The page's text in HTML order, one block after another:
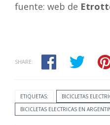
fuente: web de
SHARE:
ETIQUETAS:
BICICLETAS
BICICLETAS ELECTRICAS EN